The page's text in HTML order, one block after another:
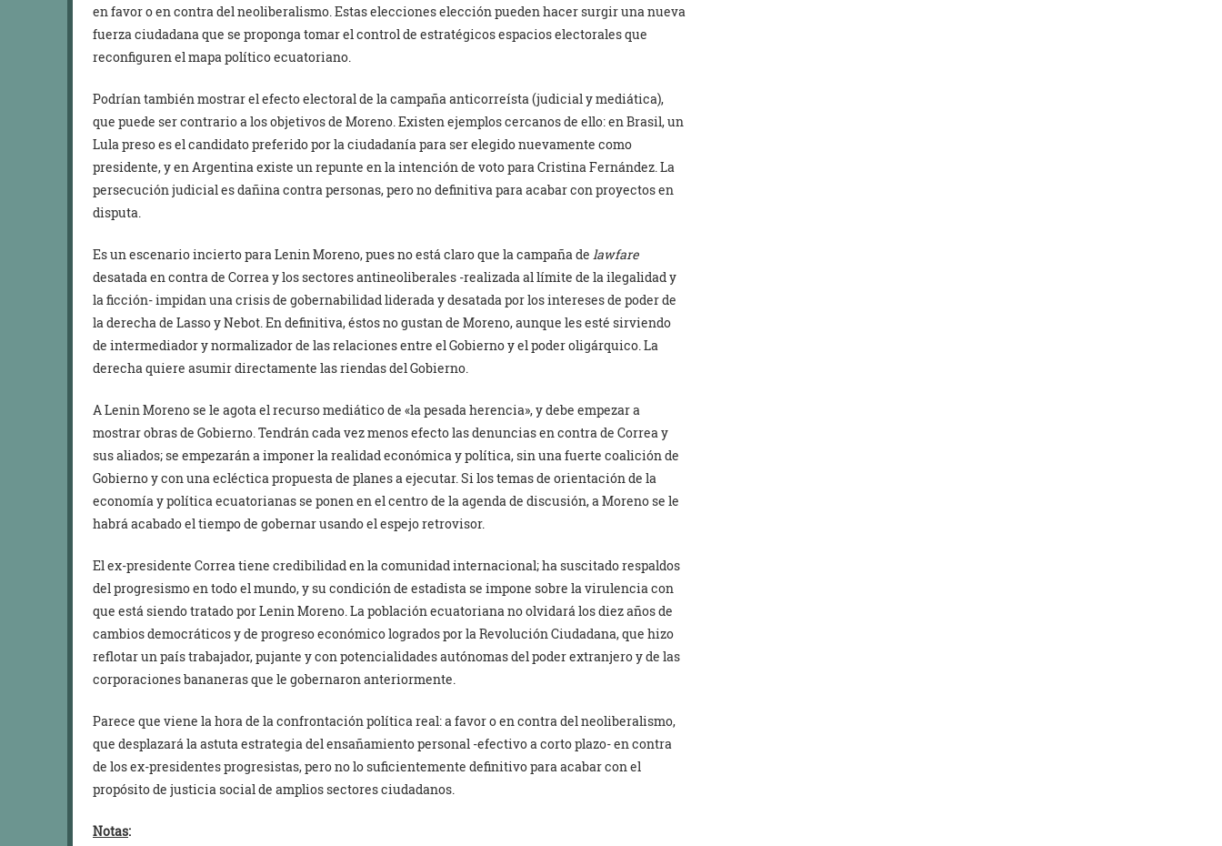
en favor o en contra del neoliberalismo. Estas elecciones elección pueden hacer surgir una nueva
fuerza ciudadana que se proponga tomar el control de estratégicos espacios electorales que
reconfiguren el mapa político ecuatoriano.
Podrían también mostrar el efecto electoral de la campaña anticorreísta (judicial y mediática),
que puede ser contrario a los objetivos de Moreno. Existen ejemplos cercanos de ello: en Brasil, un
Lula preso es el candidato preferido por la ciudadanía para ser elegido nuevamente como
presidente, y en Argentina existe un repunte en la intención de voto para Cristina Fernández. La
persecución judicial es dañina contra personas, pero no definitiva para acabar con proyectos en
disputa.
Es un escenario incierto para Lenin Moreno, pues no está claro que la campaña de lawfare
desatada en contra de Correa y los sectores antineoliberales -realizada al límite de la ilegalidad y
la ficción- impidan una crisis de gobernabilidad liderada y desatada por los intereses de poder de
la derecha de Lasso y Nebot. En definitiva, éstos no gustan de Moreno, aunque les esté sirviendo
de intermediador y normalizador de las relaciones entre el Gobierno y el poder oligárquico. La
derecha quiere asumir directamente las riendas del Gobierno.
A Lenin Moreno se le agota el recurso mediático de «la pesada herencia», y debe empezar a
mostrar obras de Gobierno. Tendrán cada vez menos efecto las denuncias en contra de Correa y
sus aliados; se empezarán a imponer la realidad económica y política, sin una fuerte coalición de
Gobierno y con una ecléctica propuesta de planes a ejecutar. Si los temas de orientación de la
economía y política ecuatorianas se ponen en el centro de la agenda de discusión, a Moreno se le
habrá acabado el tiempo de gobernar usando el espejo retrovisor.
El ex-presidente Correa tiene credibilidad en la comunidad internacional; ha suscitado respaldos
del progresismo en todo el mundo, y su condición de estadista se impone sobre la virulencia con
que está siendo tratado por Lenin Moreno. La población ecuatoriana no olvidará los diez años de
cambios democráticos y de progreso económico logrados por la Revolución Ciudadana, que hizo
reflotar un país trabajador, pujante y con potencialidades autónomas del poder extranjero y de las
corporaciones bananeras que le gobernaron anteriormente.
Parece que viene la hora de la confrontación política real: a favor o en contra del neoliberalismo,
que desplazará la astuta estrategia del ensañamiento personal -efectivo a corto plazo- en contra
de los ex-presidentes progresistas, pero no lo suficientemente definitivo para acabar con el
propósito de justicia social de amplios sectores ciudadanos.
Notas: